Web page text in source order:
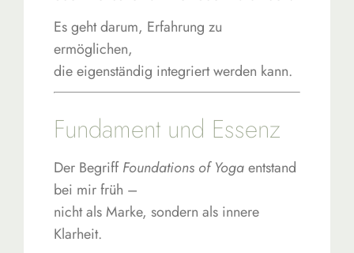
Es geht darum, Erfahrung zu
ermöglichen,
die eigenständig integriert werden kann.
Fundament und Essenz
Der BegriffFoundations of Yogaentstand
bei mir früh –
nicht als Marke, sondern als innere
Klarheit.